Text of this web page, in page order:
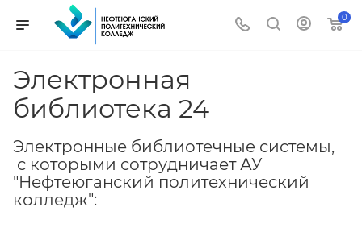
0
Электронная
библиотека 24
Электронные библиотечные системы,
с которыми сотрудничает АУ
"Нефтеюганский политехнический
колледж":